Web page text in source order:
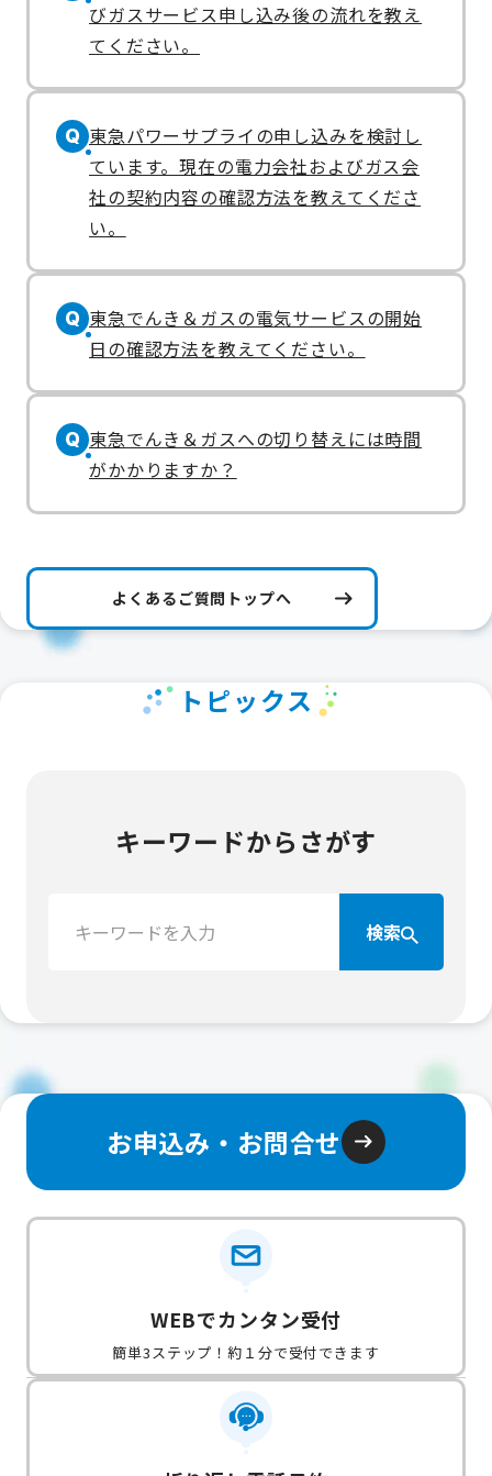
びガスサービス申し込み後の流れを教え
てください。
Q 東急パワーサプライの申し込みを検討し
ています。現在の電力会社およびガス会
社の契約内容の確認方法を教えてくださ
い。
Q 東急でんき＆ガスの電気サービスの開始
日の確認方法を教えてください。
Q 東急でんき＆ガスへの切り替えには時間
がかかりますか？
よくあるご質問トップへ
トピックス
キーワードからさがす
索：
検索
お申込み・お問合せ
WEBでカンタン受付
簡単3ステップ！約１分で受付できます